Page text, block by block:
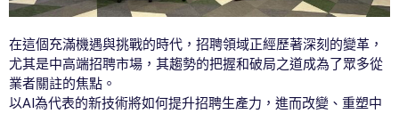
在這個充滿機遇與挑戰的時代，招聘領域正經歷著深刻的變革，
尤其是中高端招聘市場，其趨勢的把握和破局之道成為了眾多從
業者關註的焦點。
以AI為代表的新技術將如何提升招聘生產力，進而改變、重塑中